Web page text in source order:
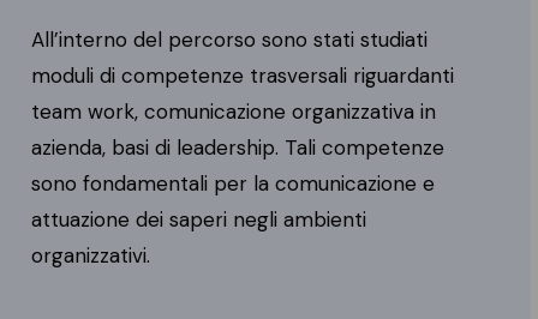
All’interno del percorso sono stati studiati
moduli di competenze trasversali riguardanti
team work, comunicazione organizzativa in
azienda, basi di leadership. Tali competenze
sono fondamentali per la comunicazione e
attuazione dei saperi negli ambienti
organizzativi.